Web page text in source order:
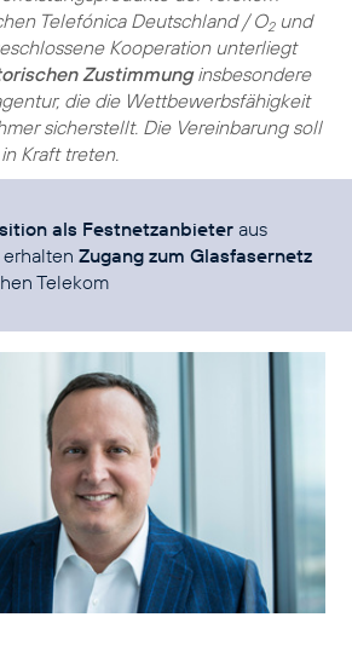
Telefónica Deutschland / O2und
Kooperation unterliegt
Zustimmunginsbesondere
die die Wettbewerbsfähigkeit
sicherstellt. Die Vereinbarung soll
Kraft treten.
als Festnetzanbieter aus
Zugang zum Glasfasernetz
Telekom